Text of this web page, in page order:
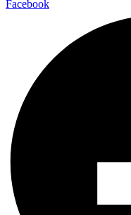
Facebook